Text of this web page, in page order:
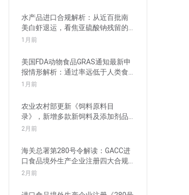
水产品进口合规解析：从近百批南
美白虾退运，看焦亚硫酸钠残留的
管理要求
1月前
美国FDA动物食品GRAS通知最新申
报情形解析：通过率远低于人类食
品
1月前
农业农村部更新《饲料原料目
录》，新增多款新饲料及添加剂品
种批准申报
2月前
海关总署第280号令解读：GACC进
口食品境外生产企业注册四大合规
风险
2月前